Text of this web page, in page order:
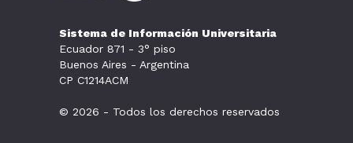
Sistema de Información Universitaria
Ecuador 871 - 3° piso
Buenos Aires - Argentina
CP C1214ACM
© 2026 - Todos los derechos reservados